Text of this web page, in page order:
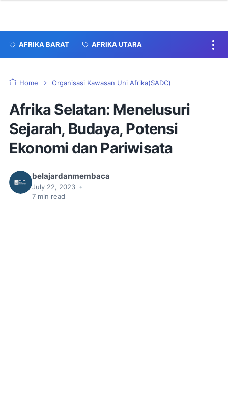
AFRIKA BARAT AFRIKA UTARA
Home Organisasi Kawasan Uni Afrika(SADC)
Afrika Selatan: Menelusuri
Sejarah, Budaya, Potensi
Ekonomi dan Pariwisata
belajardanmembaca
July 22, 2023 •
7 min read